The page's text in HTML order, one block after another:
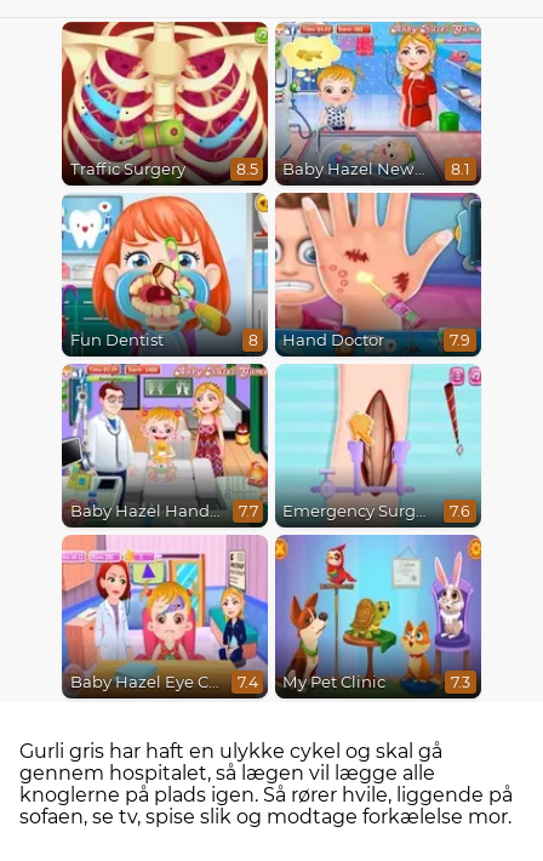
Traffic Surgery 8.5 Baby Hazel Newborn Vaccination 8.1
Fun Dentist 8 Hand Doctor 7.9
Baby Hazel Hand Fracture 7.7 Emergency Surgery 7.6
Baby Hazel Eye Care 7.4 My Pet Clinic 7.3
Gurli gris har haft en ulykke cykel og skal gå
gennem hospitalet, så lægen vil lægge alle
knoglerne på plads igen. Så rører hvile, liggende på
sofaen, se tv, spise slik og modtage forkælelse mor.